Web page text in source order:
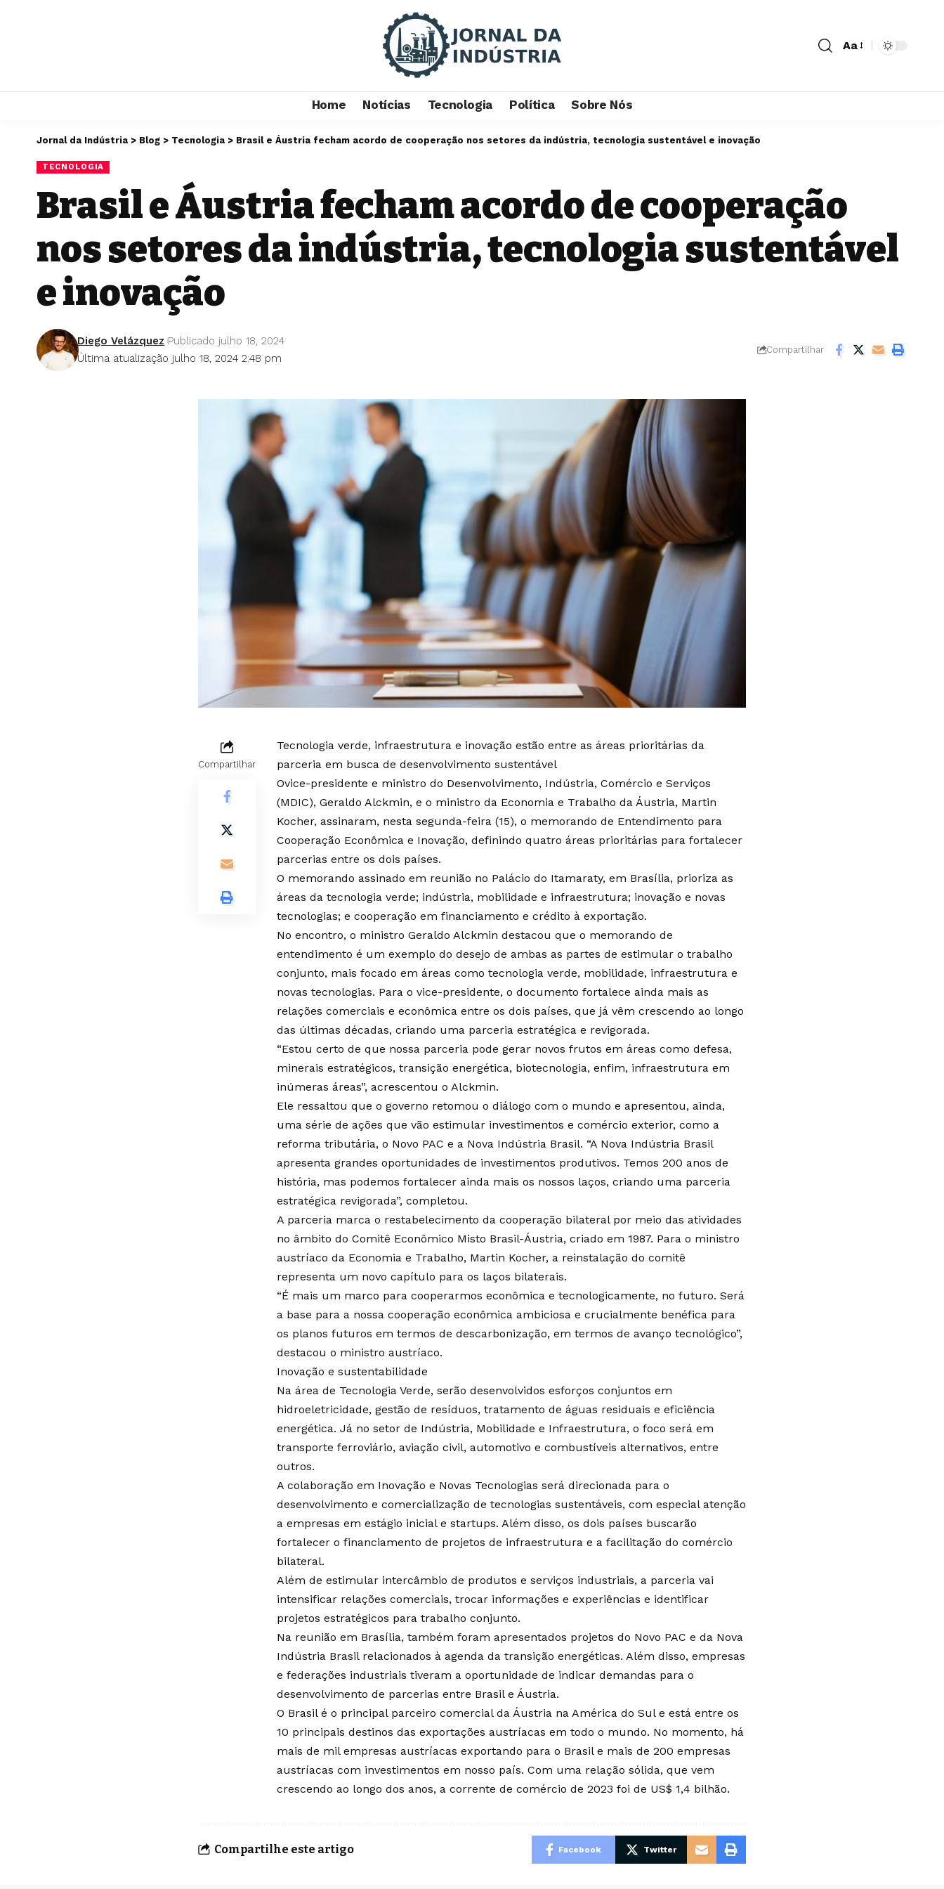
Aa
Home Notícias Tecnologia Política Sobre Nós
Jornal da Indústria > Blog > Tecnologia > Brasil e Áustria fecham acordo de cooperação nos setores da indústria, tecnologia sustentável e inovação
TECNOLOGIA
Brasil e Áustria fecham acordo de cooperação
nos setores da indústria, tecnologia sustentável
e inovação
Última atualização julho 18, 2024 2:48 pm
Diego Velázquez Publicado julho 18, 2024
Compartilhar
Compartilhar
Tecnologia verde, infraestrutura e inovação estão entre as áreas prioritárias da
parceria em busca de desenvolvimento sustentável
Ovice-presidente e ministro do Desenvolvimento, Indústria, Comércio e Serviços
(MDIC), Geraldo Alckmin, e o ministro da Economia e Trabalho da Áustria, Martin
Kocher, assinaram, nesta segunda-feira (15), o memorando de Entendimento para
Cooperação Econômica e Inovação, definindo quatro áreas prioritárias para fortalecer
parcerias entre os dois países.
O memorando assinado em reunião no Palácio do Itamaraty, em Brasília, prioriza as
áreas da tecnologia verde; indústria, mobilidade e infraestrutura; inovação e novas
tecnologias; e cooperação em financiamento e crédito à exportação.
No encontro, o ministro Geraldo Alckmin destacou que o memorando de
entendimento é um exemplo do desejo de ambas as partes de estimular o trabalho
conjunto, mais focado em áreas como tecnologia verde, mobilidade, infraestrutura e
novas tecnologias. Para o vice-presidente, o documento fortalece ainda mais as
relações comerciais e econômica entre os dois países, que já vêm crescendo ao longo
das últimas décadas, criando uma parceria estratégica e revigorada.
“Estou certo de que nossa parceria pode gerar novos frutos em áreas como defesa,
minerais estratégicos, transição energética, biotecnologia, enfim, infraestrutura em
inúmeras áreas”, acrescentou o Alckmin.
Ele ressaltou que o governo retomou o diálogo com o mundo e apresentou, ainda,
uma série de ações que vão estimular investimentos e comércio exterior, como a
reforma tributária, o Novo PAC e a Nova Indústria Brasil. “A Nova Indústria Brasil
apresenta grandes oportunidades de investimentos produtivos. Temos 200 anos de
história, mas podemos fortalecer ainda mais os nossos laços, criando uma parceria
estratégica revigorada”, completou.
A parceria marca o restabelecimento da cooperação bilateral por meio das atividades
no âmbito do Comitê Econômico Misto Brasil-Áustria, criado em 1987. Para o ministro
austríaco da Economia e Trabalho, Martin Kocher, a reinstalação do comitê
representa um novo capítulo para os laços bilaterais.
“É mais um marco para cooperarmos econômica e tecnologicamente, no futuro. Será
a base para a nossa cooperação econômica ambiciosa e crucialmente benéfica para
os planos futuros em termos de descarbonização, em termos de avanço tecnológico”,
destacou o ministro austríaco.
Inovação e sustentabilidade
Na área de Tecnologia Verde, serão desenvolvidos esforços conjuntos em
hidroeletricidade, gestão de resíduos, tratamento de águas residuais e eficiência
energética. Já no setor de Indústria, Mobilidade e Infraestrutura, o foco será em
transporte ferroviário, aviação civil, automotivo e combustíveis alternativos, entre
outros.
A colaboração em Inovação e Novas Tecnologias será direcionada para o
desenvolvimento e comercialização de tecnologias sustentáveis, com especial atenção
a empresas em estágio inicial e startups. Além disso, os dois países buscarão
fortalecer o financiamento de projetos de infraestrutura e a facilitação do comércio
bilateral.
Além de estimular intercâmbio de produtos e serviços industriais, a parceria vai
intensificar relações comerciais, trocar informações e experiências e identificar
projetos estratégicos para trabalho conjunto.
Na reunião em Brasília, também foram apresentados projetos do Novo PAC e da Nova
Indústria Brasil relacionados à agenda da transição energéticas. Além disso, empresas
e federações industriais tiveram a oportunidade de indicar demandas para o
desenvolvimento de parcerias entre Brasil e Áustria.
O Brasil é o principal parceiro comercial da Áustria na América do Sul e está entre os
10 principais destinos das exportações austríacas em todo o mundo. No momento, há
mais de mil empresas austríacas exportando para o Brasil e mais de 200 empresas
austríacas com investimentos em nosso país. Com uma relação sólida, que vem
crescendo ao longo dos anos, a corrente de comércio de 2023 foi de US$ 1,4 bilhão.
Compartilhe este artigo Facebook Twitter